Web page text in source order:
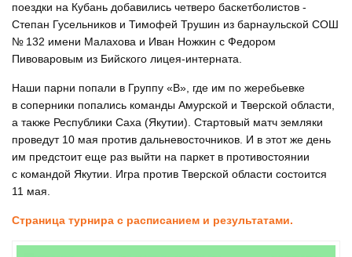
поездки на Кубань добавились четверо баскетболистов -
Степан Гусельников и Тимофей Трушин из барнаульской СОШ
№ 132 имени Малахова и Иван Ножкин с Федором
Пивоваровым из Бийского лицея-интерната.
Наши парни попали в Группу «В», где им по жеребьевке
в соперники попались команды Амурской и Тверской области,
а также Республики Саха (Якутии). Стартовый матч земляки
проведут 10 мая против дальневосточников. И в этот же день
им предстоит еще раз выйти на паркет в противостоянии
с командой Якутии. Игра против Тверской области состоится
11 мая.
Страница турнира с расписанием и результатами.